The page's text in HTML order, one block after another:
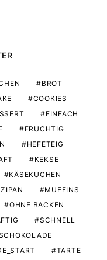
BROT
COOKIES
EINFACH
FRUCHTIG
HEFETEIG
KEKSE
KÄSEKUCHEN
MUFFINS
OHNE BACKEN
SCHNELL
TARTE